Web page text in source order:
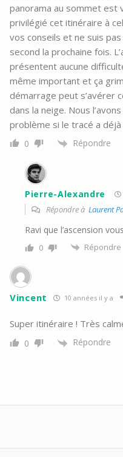
panorama au sommet est
privilégié cet itinéraire à
vos conseils et ne suis
second la prochaine fois.
présentent aucune
même important et ça
démarrage peut s’avérer
dans la neige. Nous
problème si le tracé a
0 Répondre
Pierre-Alexandre
Répondre à Laurent
Ravi que l’ascension
0 Répondre
Vincent 10 années il y a
Super itinéraire ! Très
0 Répondre